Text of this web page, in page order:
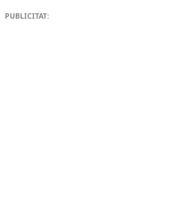
PUBLICITAT: